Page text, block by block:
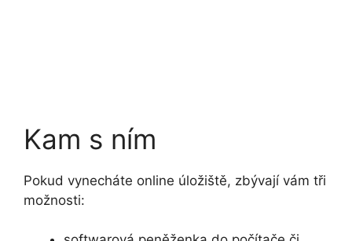
Kam s ním
Pokud vynecháte online úložiště, zbývají vám tři
možnosti: